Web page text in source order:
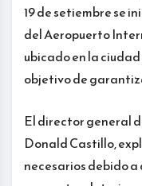
19 de setiembre se
del Aeropuerto
ubicado en la
objetivo de
El director general
Donald Castillo,
necesarios debido